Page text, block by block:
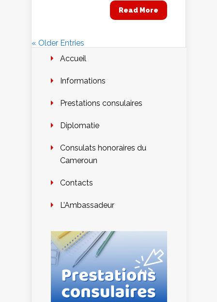
Read More
« Older Entries
Accueil
Informations
Prestations consulaires
Diplomatie
Consulats honoraires du
Cameroun
Contacts
L’Ambassadeur